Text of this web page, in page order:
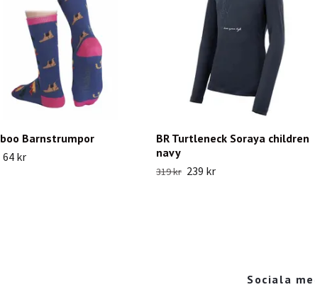
Barnstrumpor
64 kr
BR Turtleneck Soraya children
navy
319 kr 239 kr
Sociala